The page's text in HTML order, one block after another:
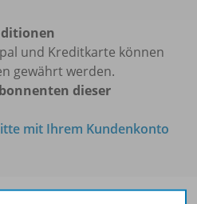
und Kreditkarte können
gewährt werden.
dieser
mit Ihrem Kundenkonto